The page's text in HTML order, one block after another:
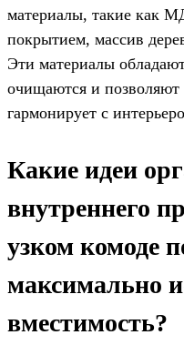
материалы, такие как
покрытием, массив
Эти материалы
очищаются и позволяют
гармонирует с
Какие идеи
внутреннего
узком комоде
максимально
вместимость?